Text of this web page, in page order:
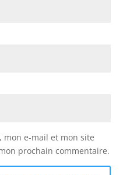
mon e-mail et mon site
prochain commentaire.